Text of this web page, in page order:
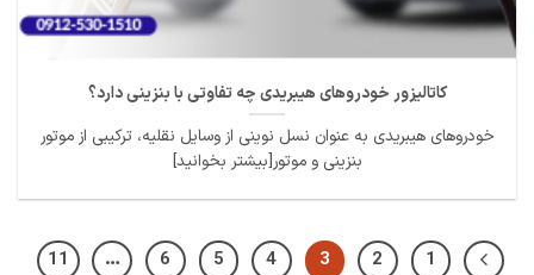
کاتالیزور خودروهای هیبریدی چه تفاوتی با بنزینی دارد؟
خودروهای هیبریدی به عنوان نسل نوینی از وسایل نقلیه، ترکیبی از موتور
بنزینی و موتور[بیشتر بخوانید]
1
2
3
4
5
6
…
11